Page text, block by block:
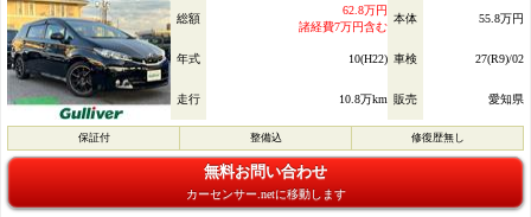
総額
62.8万円
諸経費7万円含む
本体 55.8万円
年式 10(H22) 車検 27(R9)/02
走行 10.8万km 販売 愛知県
保証付 整備込 修復歴無し
無料お問い合わせ
カーセンサー.netに移動します